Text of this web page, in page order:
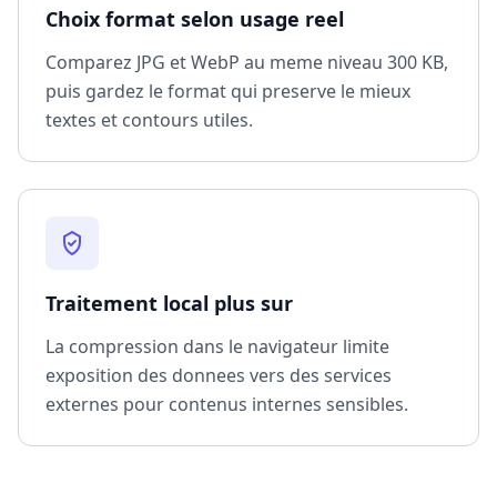
Choix format selon usage reel
Comparez JPG et WebP au meme niveau 300 KB,
puis gardez le format qui preserve le mieux
textes et contours utiles.
Traitement local plus sur
La compression dans le navigateur limite
exposition des donnees vers des services
externes pour contenus internes sensibles.